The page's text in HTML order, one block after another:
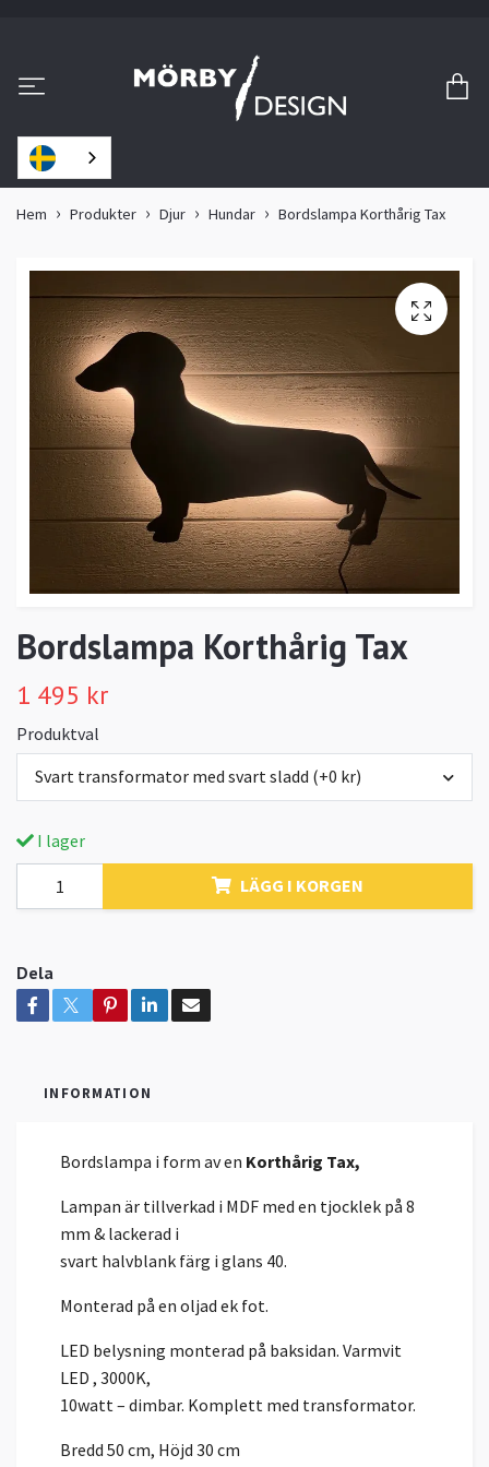
Hem Produkter Djur Hundar Bordslampa Korthårig Tax
Bordslampa Korthårig Tax
1 495 kr
Produktval
Svart transformator med svart sladd (+0 kr)
I lager
LÄGG I KORGEN
Dela
INFORMATION
Bordslampa i form av en Korthårig Tax,
Lampan är tillverkad i MDF med en tjocklek på 8
mm & lackerad i
svart halvblank färg i glans 40.
Monterad på en oljad ek fot.
LED belysning monterad på baksidan. Varmvit
LED , 3000K,
10watt – dimbar. Komplett med transformator.
Bredd 50 cm, Höjd 30 cm